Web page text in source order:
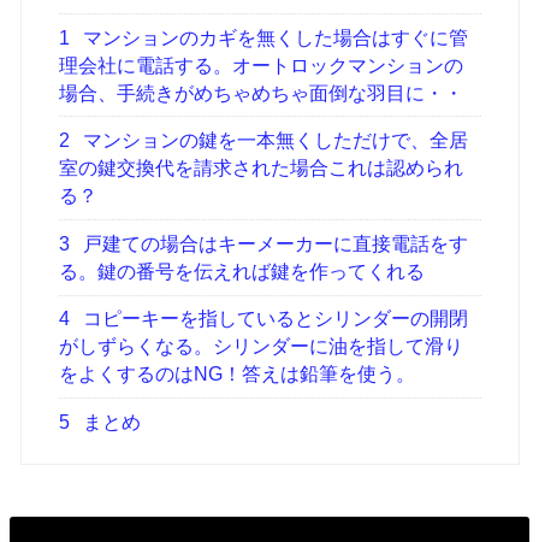
1
マンションのカギを無くした場合はすぐに管
理会社に電話する。オートロックマンションの
場合、手続きがめちゃめちゃ面倒な羽目に・・
2
マンションの鍵を一本無くしただけで、全居
室の鍵交換代を請求された場合これは認められ
る？
3
戸建ての場合はキーメーカーに直接電話をす
る。鍵の番号を伝えれば鍵を作ってくれる
4
コピーキーを指しているとシリンダーの開閉
がしずらくなる。シリンダーに油を指して滑り
をよくするのはNG！答えは鉛筆を使う。
5 まとめ